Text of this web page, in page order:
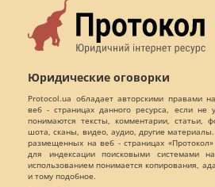
Юридические оговорки
Protocol.ua обладает авторскими правами
веб - страницах данного ресурса, если не
понимаются тексты, комментарии, статьи,
шота, сканы, видео, аудио, другие
размещенных на веб - страницах
для индексации поисковыми системами
использованием понимается копирования,
и тому подобное.